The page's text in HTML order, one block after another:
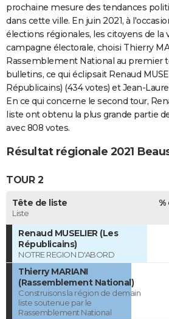
FORUM
Bricolage
Lifestyle
Culture
Sport
Auto
Television
Voyage
Cinema
prochaine mesure des tendances
dans cette ville. En juin 2021, à
élections régionales, les citoyens de la
campagne électorale, choisi Thierry
Rassemblement National au premier
bulletins, ce qui éclipsait Renaud
Républicains) (434 votes) et Jean-
En ce qui concerne le second tour,
liste ont obtenu la plus grande partie
avec 808 votes.
Résultat régionale 2021
TOUR 2
Tête de liste
Liste
%
Renaud MUSELIER (Les
Républicains)
NOTRE REGION D'ABORD
Thierry MARIANI
(Rassemblement National)
Construisons la région de demain
liste soutenue par le
Rassemblement National